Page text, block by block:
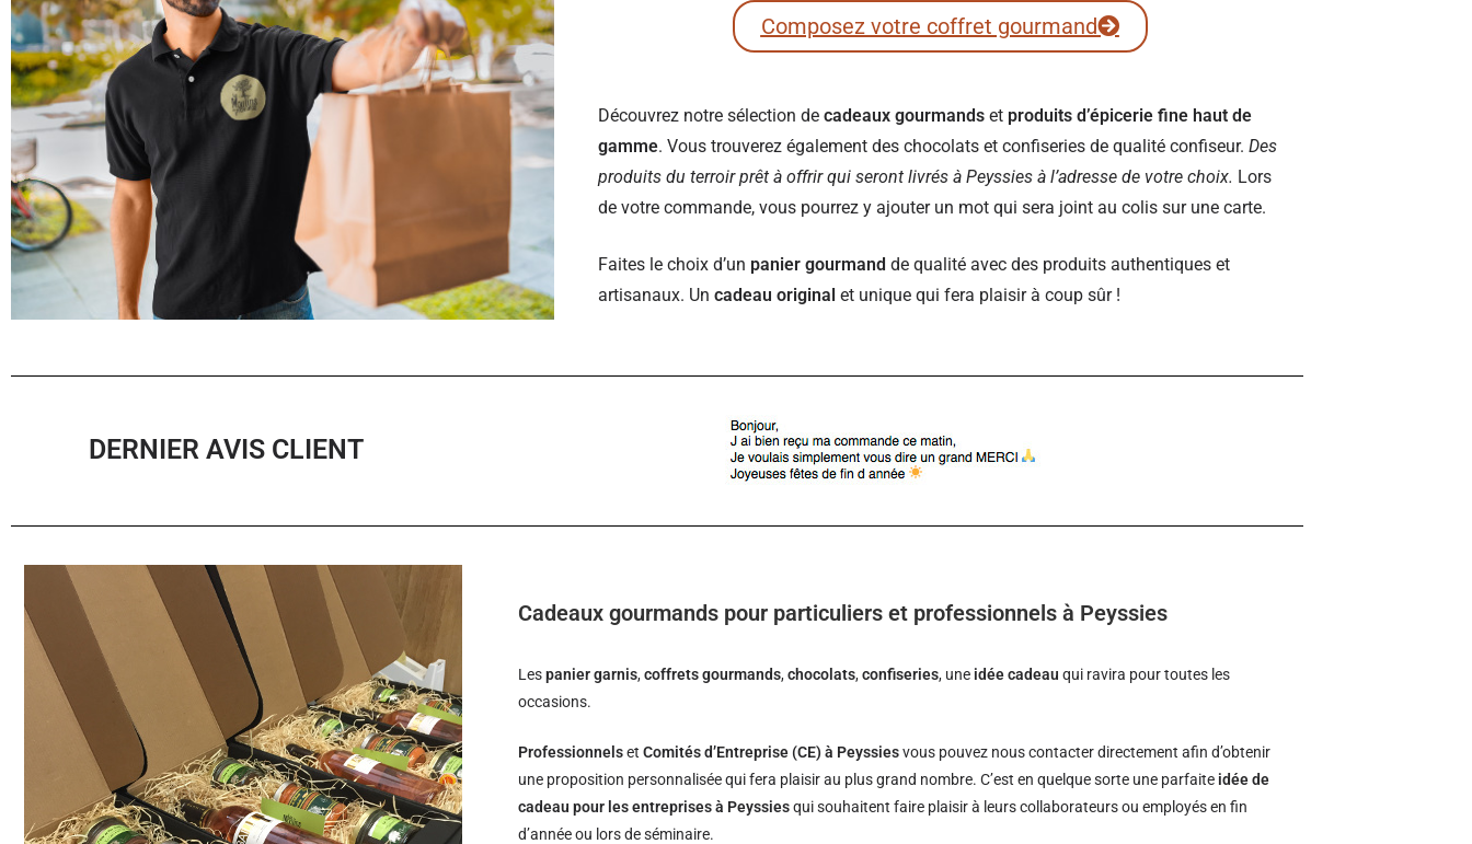
Composez votre coffret gourmand
Découvrez notre sélection de cadeaux gourmands et produits d’épicerie fine haut de
gamme. Vous trouverez également des chocolats et confiseries de qualité confiseur. Des
produits du terroir prêt à offrir qui seront livrés à Peyssies à l’adresse de votre choix. Lors
de votre commande, vous pourrez y ajouter un mot qui sera joint au colis sur une carte.
Faites le choix d’un panier gourmand de qualité avec des produits authentiques et
artisanaux. Un cadeau original et unique qui fera plaisir à coup sûr !
DERNIER AVIS CLIENT
Cadeaux gourmands pour particuliers et professionnels à Peyssies
Lespanier garnis,coffrets gourmands,chocolats,confiseries, une idée cadeau qui ravira pour toutes les
occasions.
ProfessionnelsetComités d’Entreprise (CE) à Peyssiesvous pouvez nous contacter directement afin d’obtenir
une proposition personnalisée qui fera plaisir au plus grand nombre. C’est en quelque sorte une parfaite idée de
cadeau pour les entreprises à Peyssiesqui souhaitent faire plaisir à leurs collaborateurs ou employés en fin
d’année ou lors de séminaire.